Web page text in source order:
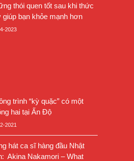
thói quen tốt sau khi thức
giúp bạn khỏe mạnh hơn
2023
trình “kỳ quặc” có một
hai tại Ấn Độ
2021
hát ca sĩ hàng đầu Nhật
Akina Nakamori – What